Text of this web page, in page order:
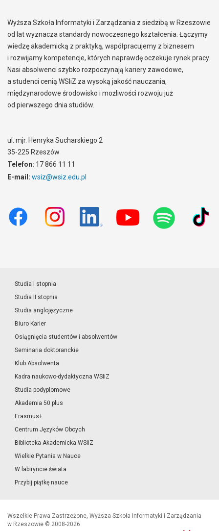
Wyższa Szkoła Informatyki i Zarządzania z siedzibą w Rzeszowie
od lat wyznacza standardy nowoczesnego kształcenia. Łączymy
wiedzę akademicką z praktyką, współpracujemy z biznesem
i rozwijamy kompetencje, których naprawdę oczekuje rynek pracy.
Nasi absolwenci szybko rozpoczynają kariery zawodowe,
a studenci cenią WSIiZ za wysoką jakość nauczania,
międzynarodowe środowisko i możliwości rozwoju już
od pierwszego dnia studiów.
ul. mjr. Henryka Sucharskiego 2
35-225 Rzeszów
Telefon: 17 866 11 11
E-mail: wsiz@wsiz.edu.pl
Studia I stopnia
Studia II stopnia
Studia anglojęzyczne
Biuro Karier
Osiągnięcia studentów i absolwentów
Seminaria doktoranckie
Klub Absolwenta
Kadra naukowo-dydaktyczna WSIiZ
Studia podyplomowe
Akademia 50 plus
Erasmus+
Centrum Języków Obcych
Biblioteka Akademicka WSIiZ
Wielkie Pytania w Nauce
W labiryncie świata
Przybij piątkę nauce
Wszelkie Prawa Zastrzeżone, Wyższa Szkoła Informatyki i Zarządzania
w Rzeszowie © 2008-2026